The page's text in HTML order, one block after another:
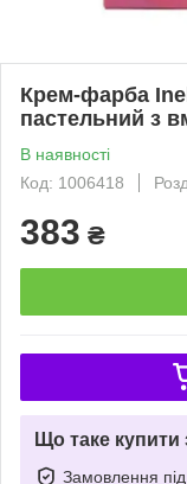
Крем-фарба
пастельний з
В наявності
Код: 1006418
383 ₴
Що таке
Замовлення